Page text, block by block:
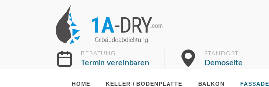
BERATUNG
Termin vereinbaren
STANDORT
Demoseite
HOME KELLER / BODENPLATTE BALKON FASSADE